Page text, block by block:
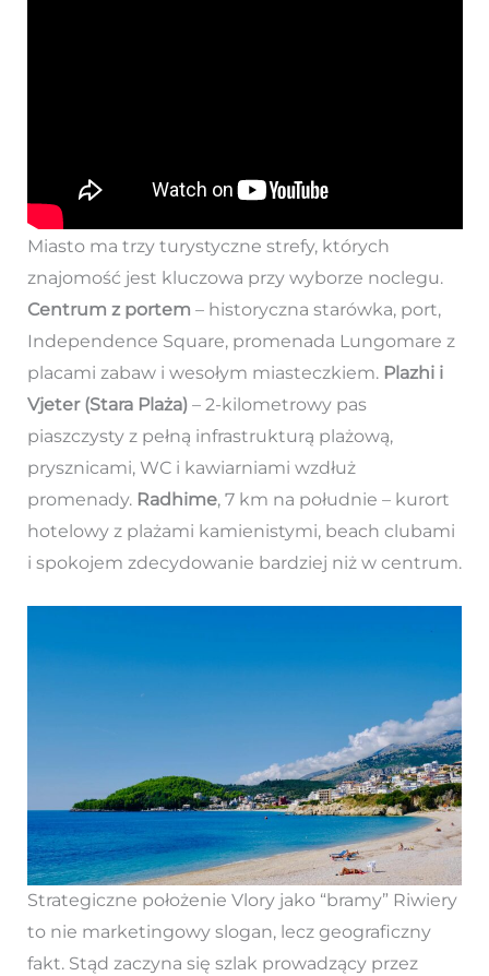
Miasto ma trzy turystyczne strefy, których
znajomość jest kluczowa przy wyborze noclegu.
Centrum z portem – historyczna starówka, port,
Independence Square, promenada Lungomare z
placami zabaw i wesołym miasteczkiem. Plazhi i
Vjeter (Stara Plaża)– 2-kilometrowy pas
piaszczysty z pełną infrastrukturą plażową,
prysznicami, WC i kawiarniami wzdłuż
promenady. Radhime, 7 km na południe – kurort
hotelowy z plażami kamienistymi, beach clubami
i spokojem zdecydowanie bardziej niż w centrum.
Strategiczne położenie Vlory jako “bramy” Riwiery
to nie marketingowy slogan, lecz geograficzny
fakt. Stąd zaczyna się szlak prowadzący przez